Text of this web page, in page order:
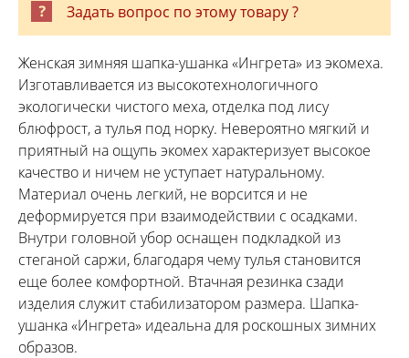
Задать вопрос по этому товару ?
Женская зимняя шапка-ушанка «Ингрета» из экомеха.
Изготавливается из высокотехнологичного
экологически чистого меха, отделка под лису
блюфрост, а тулья под норку. Невероятно мягкий и
приятный на ощупь экомех характеризует высокое
качество и ничем не уступает натуральному.
Материал очень легкий, не ворсится и не
деформируется при взаимодействии с осадками.
Внутри головной убор оснащен подкладкой из
стеганой саржи, благодаря чему тулья становится
еще более комфортной. Втачная резинка сзади
изделия служит стабилизатором размера. Шапка-
ушанка «Ингрета» идеальна для роскошных зимних
образов.